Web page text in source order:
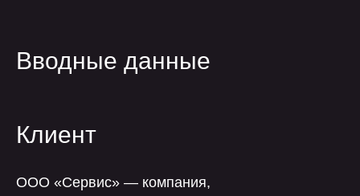
Вводные данные
Клиент
ООО «Сервис» — компания,